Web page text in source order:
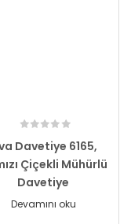
Davetiye 6165,
Çiçekli Mühürlü
Davetiye
Devamını oku